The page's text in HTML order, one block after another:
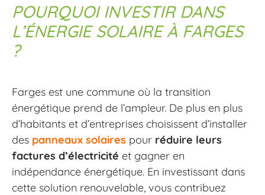
POURQUOI INVESTIR DANS
L’ÉNERGIE SOLAIRE À FARGES
?
Farges est une commune où la transition
énergétique prend de l’ampleur. De plus en plus
d’habitants et d’entreprises choisissent d’installer
des panneaux solaires pour réduire leurs
factures d’électricité et gagner en
indépendance énergétique. En investissant dans
cette solution renouvelable, vous contribuez